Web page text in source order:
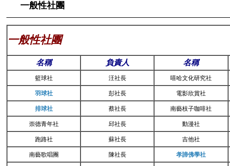
一般性社團
一般性社團
名稱 負責人 名稱
籃球社 汪社長 嘻哈文化研究社
羽球社 彭社長 電影欣賞社
排球社 蔡社長 南藝枝子咖啡社
崇德青年社 邱社長 動漫社
跑路社 蘇社長 吉他社
南藝歌唱團 陳社長 孝諦佛學社